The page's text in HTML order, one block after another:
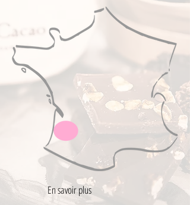
En savoir plus